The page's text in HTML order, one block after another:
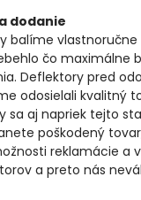
dodanie
balíme vlastnoručne
čo maximálne
Deflektory pred
odosielali kvalitný
sa aj napriek tejto
poškodený
reklamácie a
a preto nás